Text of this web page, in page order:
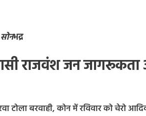
भद्र
राजवंश जन
टोला बरवाही, कोन में रविवार को